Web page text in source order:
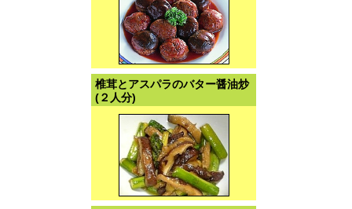
椎茸とアスパラのバター醤油炒
(２人分)